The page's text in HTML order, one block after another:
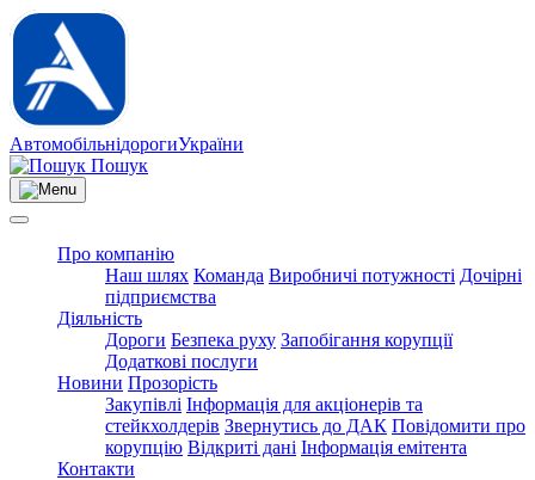
АвтомобільнідорогиУкраїни
Пошук
Про компанію
Наш шлях Команда Виробничі потужності Дочірні
підприємства
Діяльність
Дороги Безпека руху Запобігання корупції
Додаткові послуги
Новини Прозорість
Закупівлі Інформація для акціонерів та
стейкхолдерів Звернутись до ДАК Повідомити про
корупцію Відкриті дані Інформація емітента
Контакти